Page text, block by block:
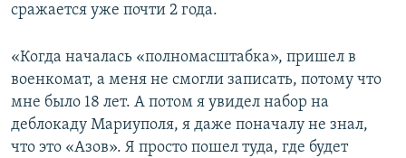
сражается уже почти 2 года.
«Когда началась «полномасштабка», пришел в
военкомат, а меня не смогли записать, потому что
мне было 18 лет. А потом я увидел набор на
деблокаду Мариуполя, я даже поначалу не знал,
что это «Азов». Я просто пошел туда, где будет